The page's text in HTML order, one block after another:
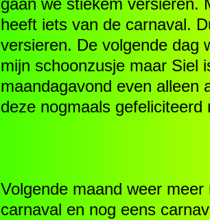
gaan we stiekem versieren.
heeft iets van de carnaval.
versieren. De volgende dag
mijn schoonzusje maar Siel
maandagavond even alleen
deze nogmaals
Volgende maand weer
carnaval en nog eens